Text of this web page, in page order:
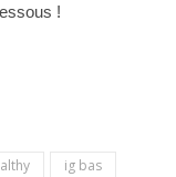
!
ig bas